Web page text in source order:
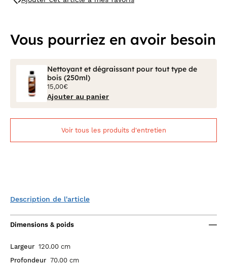
Vous pourriez en avoir besoin
Nettoyant et dégraissant pour tout type de
bois (250ml)
15,00€
Ajouter au panier
Voir tous les produits d'entretien
Description de l'article
Dimensions & poids
Largeur 120.00 cm
Profondeur 70.00 cm